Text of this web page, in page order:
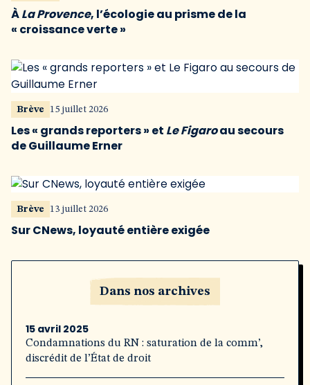
ÀLa Provence, l’écologie au prisme de la
« croissance verte »
Brève 15 juillet 2026
Les « grands reporters » et Le Figaroau secours
de Guillaume Erner
Brève 13 juillet 2026
Sur CNews, loyauté entière exigée
Dans nos archives
15 avril 2025
Condamnations du RN : saturation de la comm’,
discrédit de l’État de droit